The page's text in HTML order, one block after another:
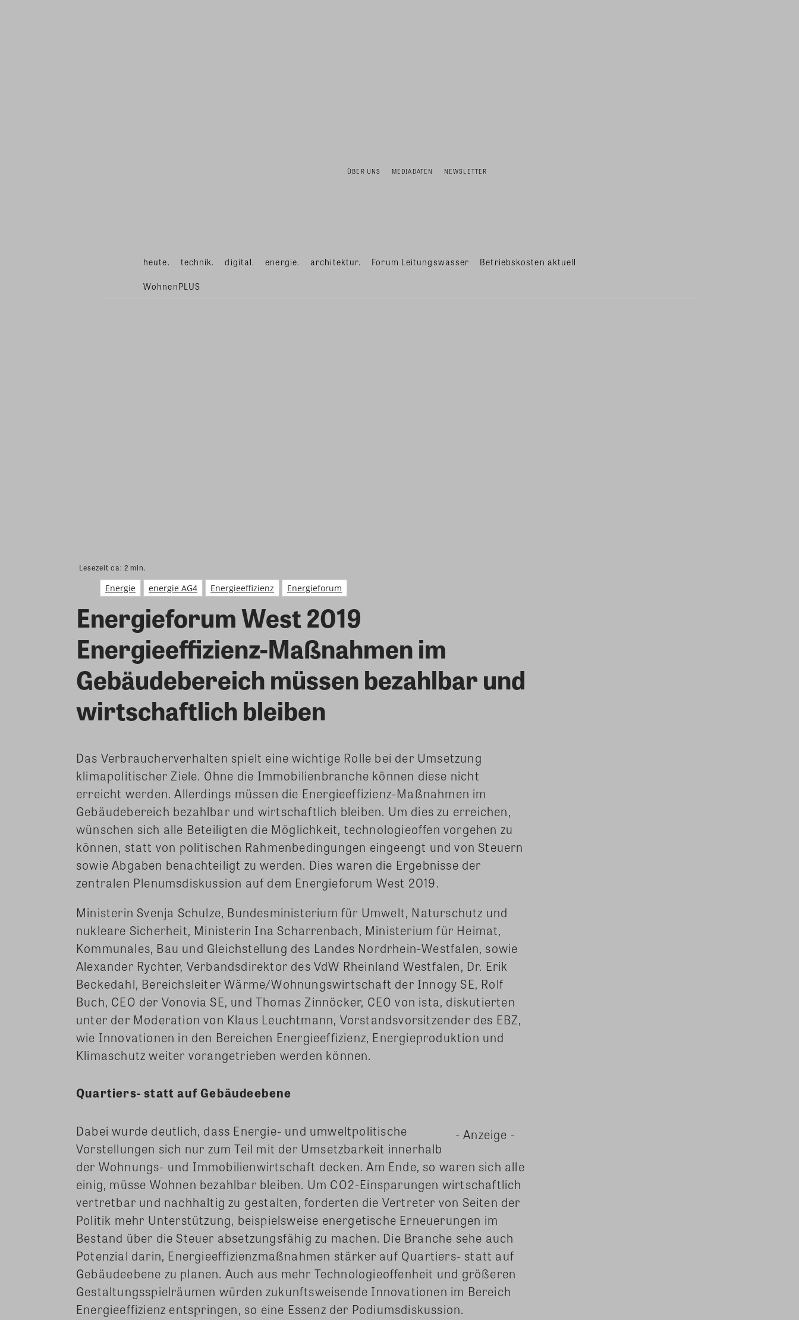
ÜBER UNS MEDIADATEN NEWSLETTER
heute. technik. digital. energie. architektur. Forum Leitungswasser Betriebskosten aktuell
WohnenPLUS
Lesezeit ca: 2 min.
Energie energie AG4 Energieeffizienz Energieforum
Energieforum West 2019
Energieeffizienz-Maßnahmen im
Gebäudebereich müssen bezahlbar und
wirtschaftlich bleiben
Das Verbraucherverhalten spielt eine wichtige Rolle bei der Umsetzung
klimapolitischer Ziele. Ohne die Immobilienbranche können diese nicht
erreicht werden. Allerdings müssen die Energieeffizienz-Maßnahmen im
Gebäudebereich bezahlbar und wirtschaftlich bleiben. Um dies zu erreichen,
wünschen sich alle Beteiligten die Möglichkeit, technologieoffen vorgehen zu
können, statt von politischen Rahmenbedingungen eingeengt und von Steuern
sowie Abgaben benachteiligt zu werden. Dies waren die Ergebnisse der
zentralen Plenumsdiskussion auf dem Energieforum West 2019.
Ministerin Svenja Schulze, Bundesministerium für Umwelt, Naturschutz und
nukleare Sicherheit, Ministerin Ina Scharrenbach, Ministerium für Heimat,
Kommunales, Bau und Gleichstellung des Landes Nordrhein-Westfalen, sowie
Alexander Rychter, Verbandsdirektor des VdW Rheinland Westfalen, Dr. Erik
Beckedahl, Bereichsleiter Wärme/Wohnungswirtschaft der Innogy SE, Rolf
Buch, CEO der Vonovia SE, und Thomas Zinnöcker, CEO von ista, diskutierten
unter der Moderation von Klaus Leuchtmann, Vorstandsvorsitzender des EBZ,
wie Innovationen in den Bereichen Energieeffizienz, Energieproduktion und
Klimaschutz weiter vorangetrieben werden können.
Quartiers- statt auf Gebäudeebene
- Anzeige -
Dabei wurde deutlich, dass Energie- und umweltpolitische
Vorstellungen sich nur zum Teil mit der Umsetzbarkeit innerhalb
der Wohnungs- und Immobilienwirtschaft decken. Am Ende, so waren sich alle
einig, müsse Wohnen bezahlbar bleiben. Um CO2-Einsparungen wirtschaftlich
vertretbar und nachhaltig zu gestalten, forderten die Vertreter von Seiten der
Politik mehr Unterstützung, beispielsweise energetische Erneuerungen im
Bestand über die Steuer absetzungsfähig zu machen. Die Branche sehe auch
Potenzial darin, Energieeffizienzmaßnahmen stärker auf Quartiers- statt auf
Gebäudeebene zu planen. Auch aus mehr Technologieoffenheit und größeren
Gestaltungsspielräumen würden zukunftsweisende Innovationen im Bereich
Energieeffizienz entspringen, so eine Essenz der Podiumsdiskussion.